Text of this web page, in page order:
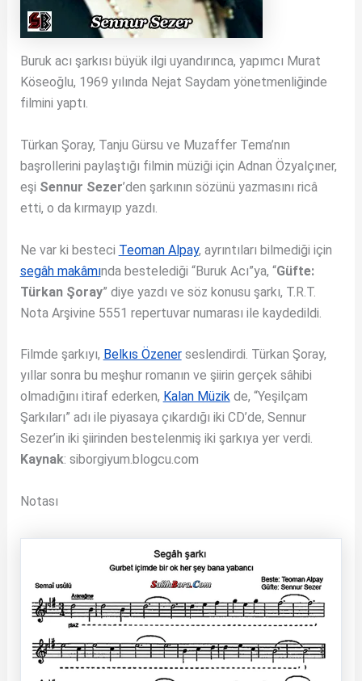
Buruk acı şarkısı büyük ilgi uyandırınca, yapımcı Murat
Köseoğlu, 1969 yılında Nejat Saydam yönetmenliğinde
filmini yaptı.
Türkan Şoray, Tanju Gürsu ve Muzaffer Tema’nın
başrollerini paylaştığı filmin müziği için Adnan Özyalçıner,
eşi Sennur Sezer’den şarkının sözünü yazmasını ricâ
etti, o da kırmayıp yazdı.
Ne var ki besteci Teoman Alpay, ayrıntıları bilmediği için
segâh makâmında bestelediği “Buruk Acı”ya, “Güfte:
Türkan Şoray” diye yazdı ve söz konusu şarkı, T.R.T.
Nota Arşivine 5551 repertuvar numarası ile kaydedildi.
Filmde şarkıyı, Belkıs Özenerseslendirdi. Türkan Şoray,
yıllar sonra bu meşhur romanın ve şiirin gerçek sâhibi
olmadığını itiraf ederken, Kalan Müzikde, “Yeşilçam
Şarkıları” adı ile piyasaya çıkardığı iki CD’de, Sennur
Sezer’in iki şiirinden bestelenmiş iki şarkıya yer verdi.
Kaynak: siborgiyum.blogcu.com
Notası